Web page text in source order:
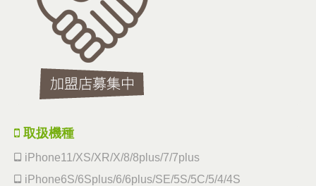
取扱機種
iPhone11/XS/XR/X/8/8plus/7/7plus
iPhone6S/6Splus/6/6plus/SE/5S/5C/5/4/4S